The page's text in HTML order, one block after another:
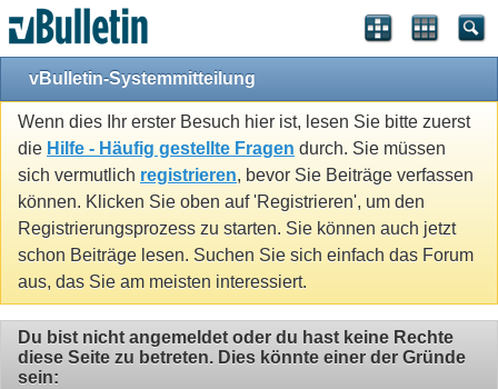
vBulletin-Systemmitteilung
Wenn dies Ihr erster Besuch hier ist, lesen Sie bitte zuerst
die Hilfe - Häufig gestellte Fragen durch. Sie müssen
sich vermutlich registrieren, bevor Sie Beiträge verfassen
können. Klicken Sie oben auf 'Registrieren', um den
Registrierungsprozess zu starten. Sie können auch jetzt
schon Beiträge lesen. Suchen Sie sich einfach das Forum
aus, das Sie am meisten interessiert.
Du bist nicht angemeldet oder du hast keine Rechte
diese Seite zu betreten. Dies könnte einer der Gründe
sein: